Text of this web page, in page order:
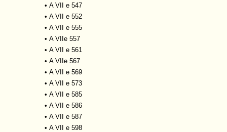
• A VII e 547
• A VII e 552
• A VII e 555
• A VIIe 557
• A VII e 561
• A VIIe 567
• A VII e 569
• A VII e 573
• A VII e 585
• A VII e 586
• A VII e 587
• A VII e 598